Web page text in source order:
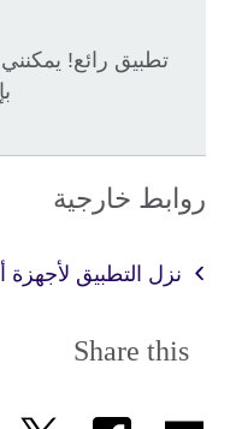
تطبيق رائع!
روابط خارجية
نزل التطبيق لأجهزة
Share this